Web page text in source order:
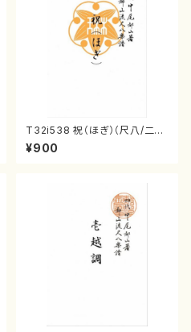
T32i538 祝（ほぎ）（尺八/二代
池田静山/楽譜）都山流公刊楽譜
曲番:2247
¥900